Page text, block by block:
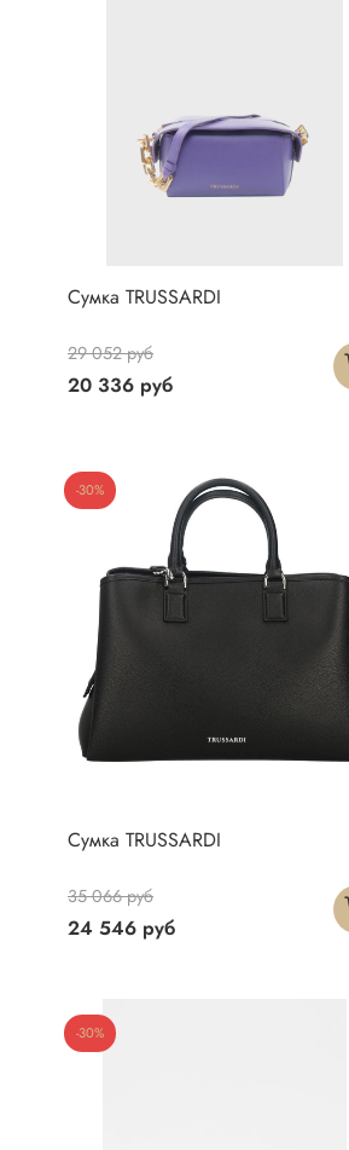
Сумка TRUSSARDI
20 336 руб
29 052 руб
-30%
Сумка TRUSSARDI
24 546 руб
35 066 руб
-30%